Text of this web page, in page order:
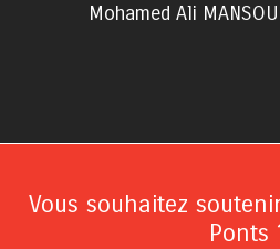
Mohamed Ali
Vous souhaitez
Ponts